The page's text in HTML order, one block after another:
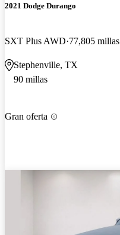
2021 Dodge Durango
SXT Plus AWD 77,805 millas
Stephenville, TX
90 millas
Gran oferta